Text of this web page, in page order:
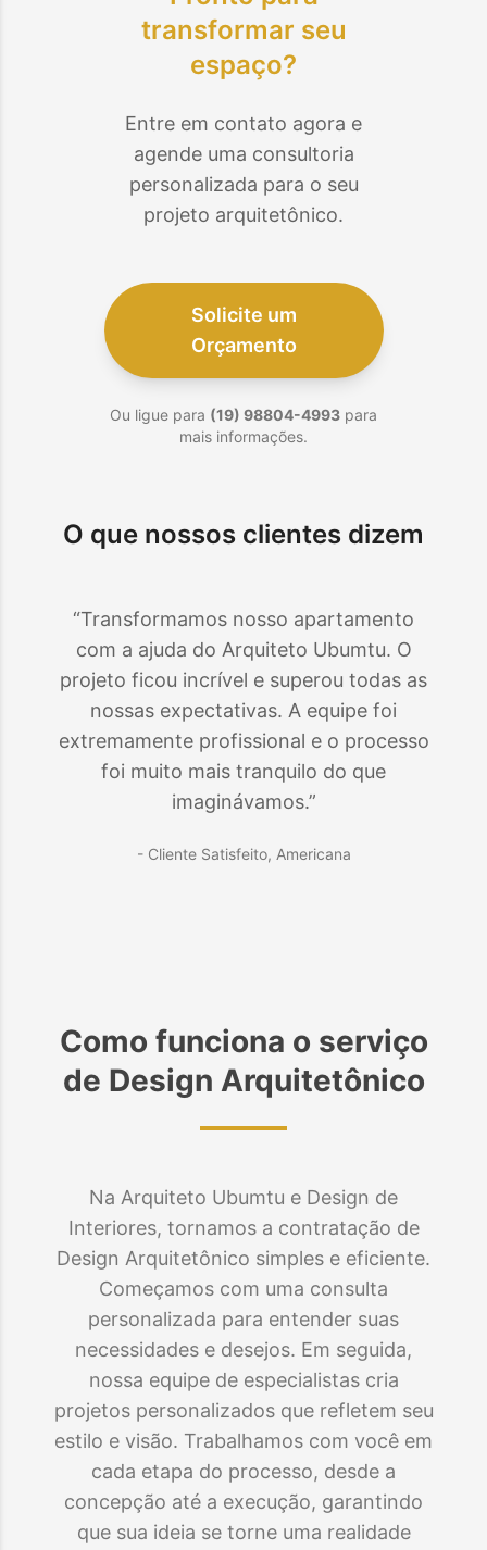
transformar seu
espaço?
Entre em contato agora e
agende uma consultoria
personalizada para o seu
projeto arquitetônico.
Solicite um
Orçamento
Ou ligue para (19) 98804-4993 para
mais informações.
O que nossos clientes dizem
“Transformamos nosso apartamento
com a ajuda do Arquiteto Ubumtu. O
projeto ficou incrível e superou todas as
nossas expectativas. A equipe foi
extremamente profissional e o processo
foi muito mais tranquilo do que
imaginávamos.”
- Cliente Satisfeito, Americana
Como funciona o serviço
de Design Arquitetônico
Na Arquiteto Ubumtu e Design de
Interiores, tornamos a contratação de
Design Arquitetônico simples e eficiente.
Começamos com uma consulta
personalizada para entender suas
necessidades e desejos. Em seguida,
nossa equipe de especialistas cria
projetos personalizados que refletem seu
estilo e visão. Trabalhamos com você em
cada etapa do processo, desde a
concepção até a execução, garantindo
que sua ideia se torne uma realidade